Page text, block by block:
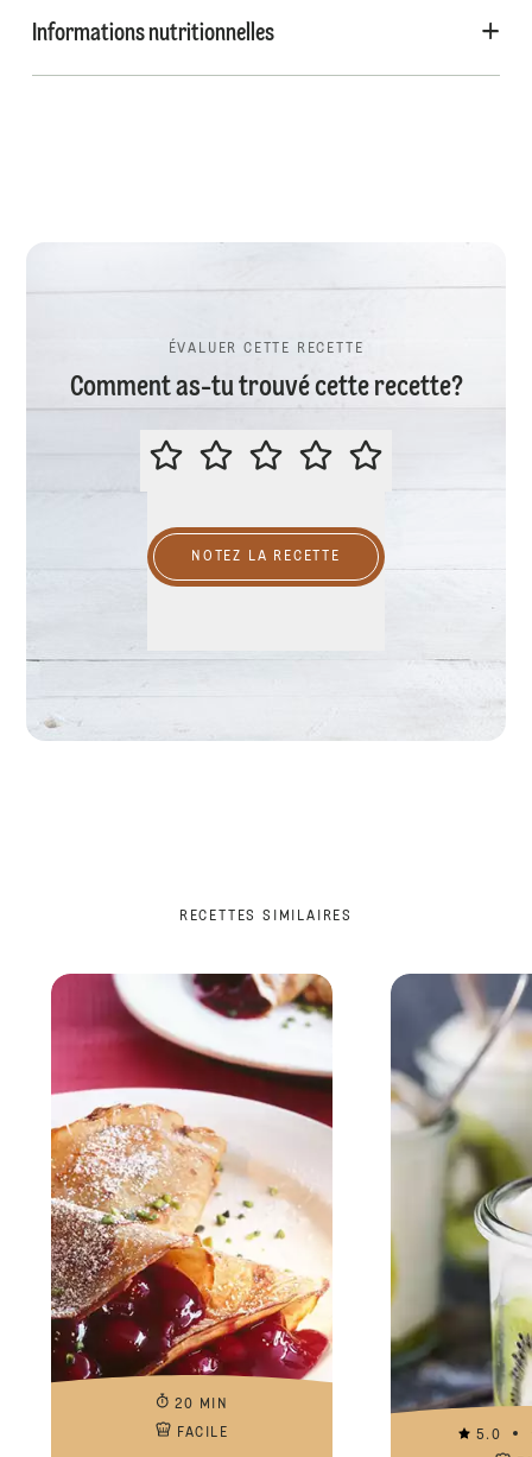
Informations nutritionnelles
ÉVALUER CETTE RECETTE
Comment as-tu trouvé cette recette?
ÉVALUER CETTE RECETTE
NOTEZ LA RECETTE
RECETTES SIMILAIRES
20 MIN
FACILE
5.0